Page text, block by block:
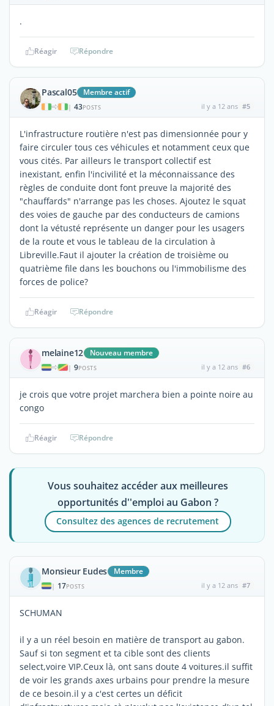
.
Réagir Répondre
Pascal05 Membre actif
| 43POSTS il y a 12 ans #5
L'infrastructure routière n'est pas dimensionnée pour y
faire circuler tous ces véhicules et notamment ceux que
vous cités. Par ailleurs le transport collectif est
inexistant, enfin l'incivilité et la méconnaissance des
règles de conduite dont font preuve la majorité des
"chauffards" n'arrange pas les choses. Ajoutez le squat
des voies de gauche par des conducteurs de camions
dont la vétusté représente un danger pour les usagers
de la route et vous le tableau de la circulation à
Libreville.Faut il ajouter la création de troisième ou
quatrième file dans les bouchons ou l'immobilisme des
forces de police?
Réagir Répondre
melaine12 Nouveau membre
| 9POSTS il y a 12 ans #6
je crois que votre projet marchera bien a pointe noire au
congo
Réagir Répondre
Vous souhaitez accéder aux meilleures
opportunités d''emploi au Gabon ?
Consultez des agences de recrutement
Monsieur Eudes Membre
| 17POSTS il y a 12 ans #7
SCHUMAN
il y a un réel besoin en matière de transport au gabon.
Sauf si ton segment et ta cible sont des clients
select,voire VIP.Ceux là, ont sans doute 4 voitures.il suffit
de voir les grands axes urbains pour prendre la mesure
de ce besoin.il y a c'est certes un déficit